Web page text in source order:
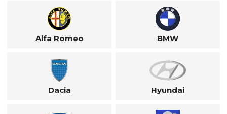
Alfa Romeo BMW
Dacia Hyundai